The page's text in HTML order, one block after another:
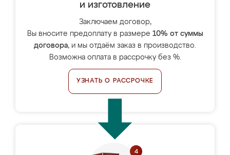
и изготовление
Заключаем договор,
Вы вносите предоплату в размере 10% от суммы
договора, и мы отдаём заказ в производство.
Возможна оплата в рассрочку без %.
УЗНАТЬ О РАССРОЧКЕ